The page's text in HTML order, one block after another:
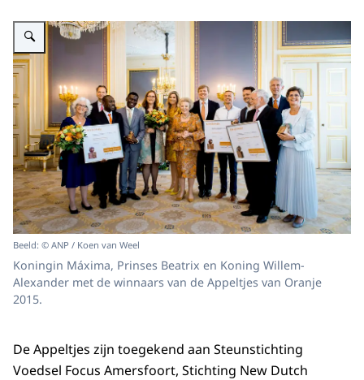
Vergroot afbeelding Koningin Máxima, Prinses Beatrix en Koning Willem-
Beeld: © ANP / Koen van Weel
Koningin Máxima, Prinses Beatrix en Koning Willem-
Alexander met de winnaars van de Appeltjes van Oranje
2015.
De Appeltjes zijn toegekend aan Steunstichting
Voedsel Focus Amersfoort, Stichting New Dutch